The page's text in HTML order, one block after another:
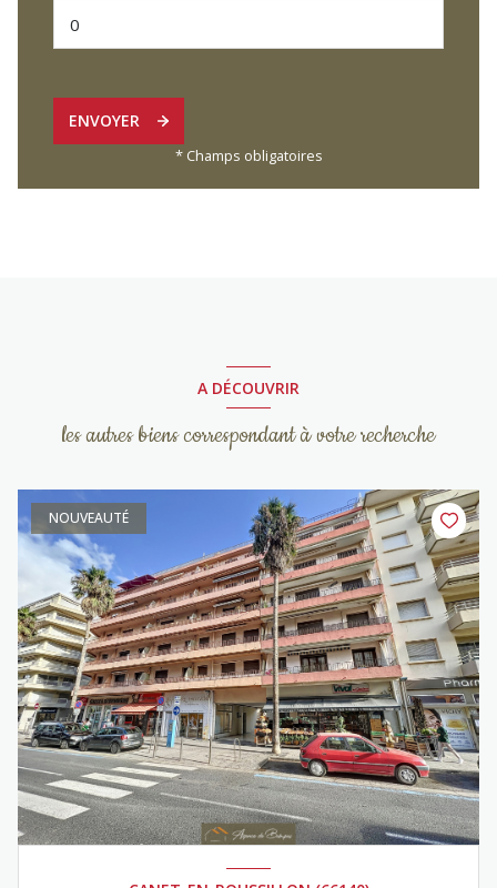
ENVOYER
* Champs obligatoires
A DÉCOUVRIR
les autres biens correspondant à votre recherche
NOUVEAUTÉ